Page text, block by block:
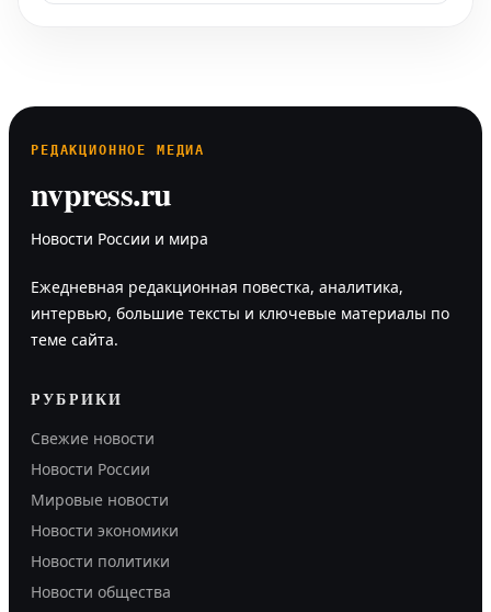
РЕДАКЦИОННОЕ МЕДИА
nvpress.ru
Новости России и мира
Ежедневная редакционная повестка, аналитика,
интервью, большие тексты и ключевые материалы по
теме сайта.
РУБРИКИ
Свежие новости
Новости России
Мировые новости
Новости экономики
Новости политики
Новости общества